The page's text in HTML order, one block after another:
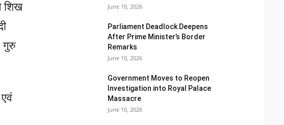
शिख
गुरु
June 10, 2026
Parliament Deadlock Deepens
After Prime Minister’s Border
Remarks
June 10, 2026
Government Moves to Reopen
Investigation into Royal Palace
Massacre
June 10, 2026